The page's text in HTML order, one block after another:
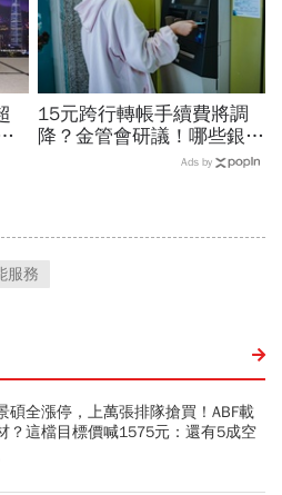
15元跨行轉帳手續費將調
降？金管會研議！哪些銀行
已免手續費？數位帳戶、薪
Ads by
服務
碩全漲停，上萬張排隊搶買！ABF載
？這檔目標價喊1575元：還有5成空